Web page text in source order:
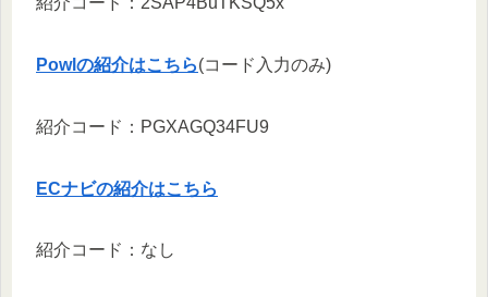
Powlの紹介はこちら(コード入力のみ)
紹介コード：PGXAGQ34FU9
ECナビの紹介はこちら
紹介コード：なし